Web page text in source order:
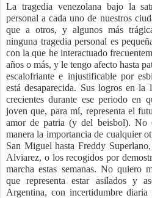
La tragedia venezolana bajo la
personal a cada uno de nuestros
que a otros, y algunos más
ninguna tragedia personal es
con la que he interactuado
años o más, y le tengo afecto hasta
escalofriante e injustificable por
está desaparecida. Sus logros en
crecientes durante ese periodo en
joven que, para mí, representa el
amor de patria (y del beisbol). No
manera la importancia de cualquier
San Miguel hasta Freddy
Alviarez, o los recogidos por
marcha estas semanas. No quiero
que representa estar asilados y
Argentina, con incertidumbre diaria